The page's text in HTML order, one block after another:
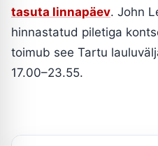
tasuta linnapäev. John
hinnastatud piletiga
toimub see Tartu
17.00–23.55.